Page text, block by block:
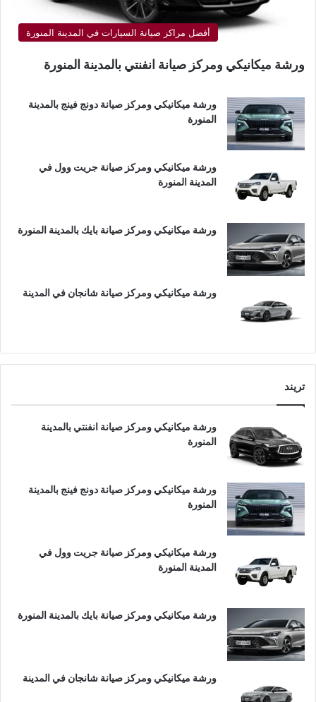
أفضل مراكز صيانة السيارات في المدينة المنورة
ورشة ميكانيكي ومركز صيانة انفنتي بالمدينة المنورة
ورشة ميكانيكي ومركز صيانة دونج فينج بالمدينة
المنورة
ورشة ميكانيكي ومركز صيانة جريت وول في
المدينة المنورة
ورشة ميكانيكي ومركز صيانة بايك بالمدينة المنورة
ورشة ميكانيكي ومركز صيانة شانجان في المدينة
تريند
ورشة ميكانيكي ومركز صيانة انفنتي بالمدينة
المنورة
ورشة ميكانيكي ومركز صيانة دونج فينج بالمدينة
المنورة
ورشة ميكانيكي ومركز صيانة جريت وول في
المدينة المنورة
ورشة ميكانيكي ومركز صيانة بايك بالمدينة المنورة
ورشة ميكانيكي ومركز صيانة شانجان في المدينة